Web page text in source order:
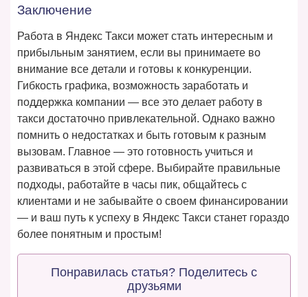
Заключение
Работа в Яндекс Такси может стать интересным и
прибыльным занятием, если вы принимаете во
внимание все детали и готовы к конкуренции.
Гибкость графика, возможность заработать и
поддержка компании — все это делает работу в
такси достаточно привлекательной. Однако важно
помнить о недостатках и быть готовым к разным
вызовам. Главное — это готовность учиться и
развиваться в этой сфере. Выбирайте правильные
подходы, работайте в часы пик, общайтесь с
клиентами и не забывайте о своем финансировании
— и ваш путь к успеху в Яндекс Такси станет гораздо
более понятным и простым!
Понравилась статья? Поделитесь с
друзьями